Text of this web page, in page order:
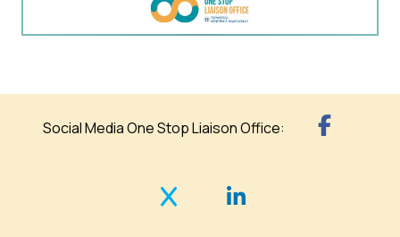
Social Media One Stop Liaison Office: